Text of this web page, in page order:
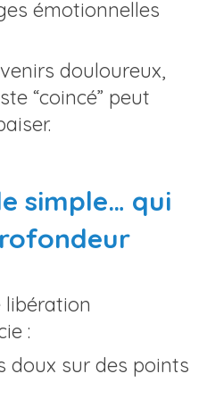
émotionnelles
douloureux,
“coincé” peut
simple… qui
libération
:
doux sur des points